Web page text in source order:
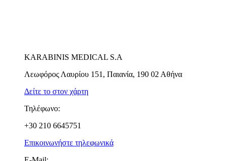
KARABINIS MEDICAL S.A
Λεωφόρος Λαυρίου 151, Παιανία, 190 02 Αθήνα
Δείτε το στον χάρτη
Τηλέφωνο:
+30 210 6645751
Επικοινωνήστε τηλεφωνικά